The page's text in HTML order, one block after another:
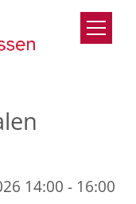
14:00 - 16:00